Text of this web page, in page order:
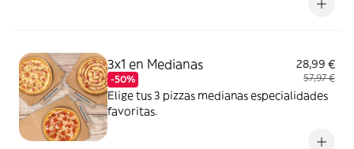
unidades: 5 piezas de Strippers, 6 piezas de
3x1 en Medianas
-50%
28,99 €
57,97 €
Elige tus 3 pizzas medianas especialidades
favoritas.